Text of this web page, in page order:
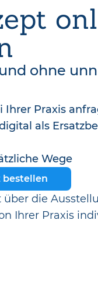
ohne
Ihrer Praxis
als
Wege
bestellen
die
Ihrer Praxis